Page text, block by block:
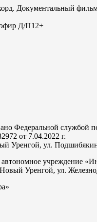
Документальный
Д/П12+
Федеральной службой
от 7.04.2022 г.
Уренгой, ул.
учреждение
Уренгой, ул.